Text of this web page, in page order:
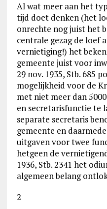
Al wat meer aan het
tijd doet denken (het
onrechte nog juist het
centrale gezag de loef
vernietiging!) het
gemeente juist voor
29 nov. 1935, Stb. 685
mogelijkheid voor de
met niet meer dan
en secretarisfunctie te
separate secretaris
gemeente en
uitgaven voor twee
hetgeen de
1936, Stb. 2341 het
algemeen belang
2